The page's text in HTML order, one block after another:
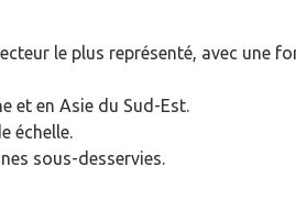
le plus représenté, avec une
et en Asie du Sud-Est.
échelle.
sous-desservies.